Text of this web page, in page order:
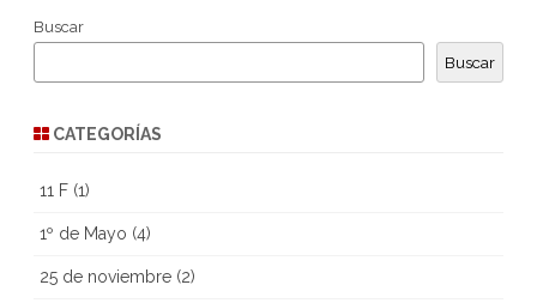
Buscar
Buscar
CATEGORÍAS
11 F (1)
1º de Mayo (4)
25 de noviembre (2)